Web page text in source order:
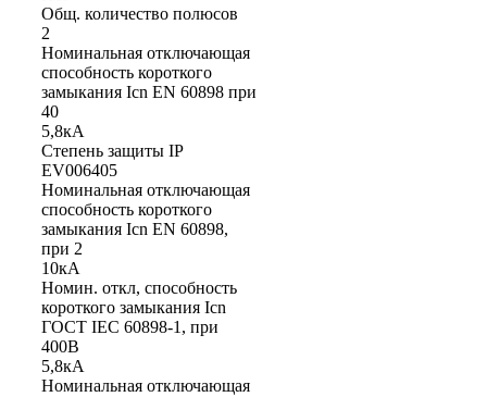
Общ. количество полюсов
2
Номинальная отключающая
способность короткого
замыкания Icn EN 60898 при
40
5,8кА
Степень защиты IP
EV006405
Номинальная отключающая
способность короткого
замыкания Icn EN 60898,
при 2
10кА
Номин. откл, способность
короткого замыкания Icn
ГОСТ IEC 60898-1, при
400В
5,8кА
Номинальная отключающая